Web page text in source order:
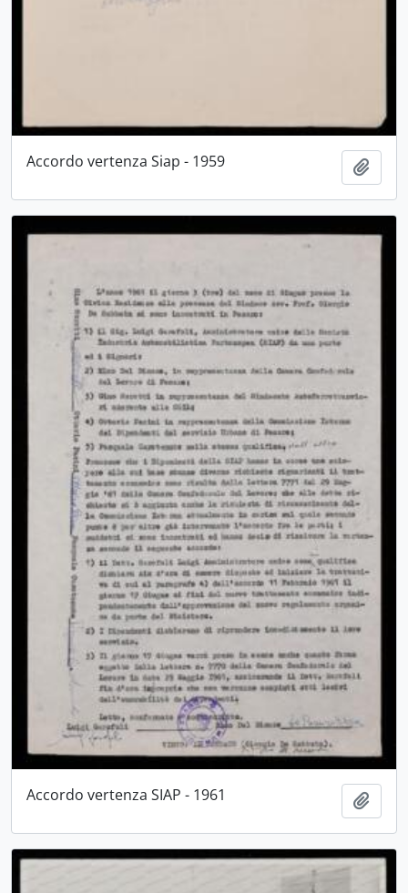
Accordo vertenza Siap - 1959
Accordo vertenza SIAP - 1961